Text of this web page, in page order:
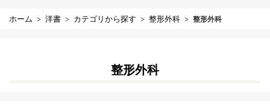
ホーム 洋書 カテゴリから探す 整形外科 整形外科
整形外科